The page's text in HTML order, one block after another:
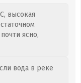
высокая
ясно,
вода в реке